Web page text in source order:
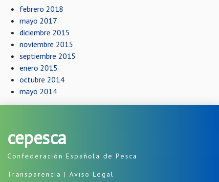
febrero 2018
mayo 2017
diciembre 2015
noviembre 2015
septiembre 2015
enero 2015
octubre 2014
mayo 2014
cepesca
Confederación Española de Pesca
Transparencia | Aviso Legal